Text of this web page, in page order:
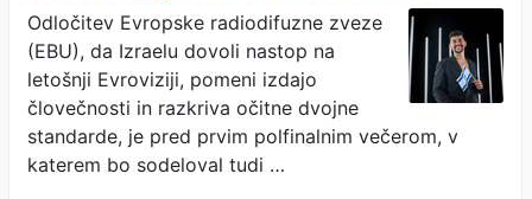
Odločitev Evropske radiodifuzne zveze
(EBU), da Izraelu dovoli nastop na
letošnji Evroviziji, pomeni izdajo
človečnosti in razkriva očitne dvojne
standarde, je pred prvim polfinalnim večerom, v
katerem bo sodeloval tudi …